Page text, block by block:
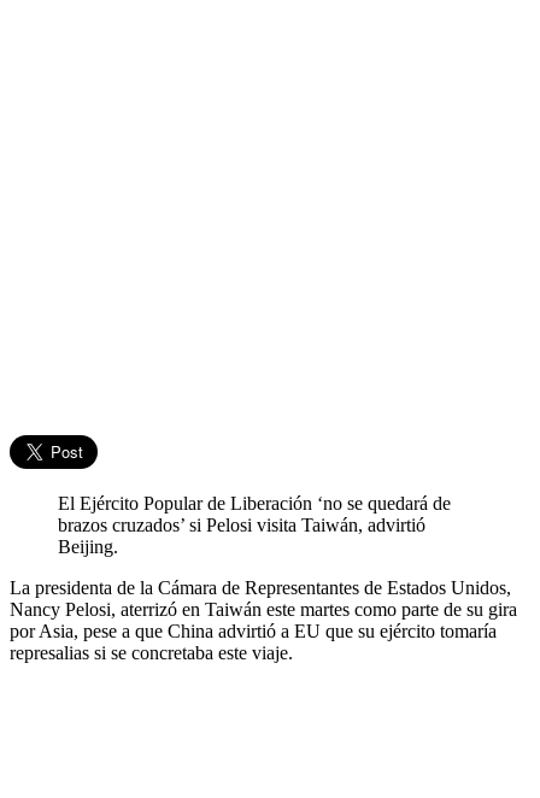
El Ejército Popular de Liberación ‘no se quedará de
brazos cruzados’ si Pelosi visita Taiwán, advirtió
Beijing.
La presidenta de la Cámara de Representantes de Estados Unidos,
Nancy Pelosi, aterrizó en Taiwán este martes como parte de su gira
por Asia, pese a que China advirtió a EU que su ejército tomaría
represalias si se concretaba este viaje.